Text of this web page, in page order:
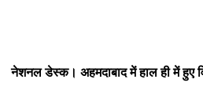
नेशनल डेस्क। अहमदाबाद में हाल ही में